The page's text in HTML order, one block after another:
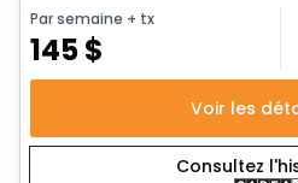
Par semaine + tx
145$
Voir les
Consultez